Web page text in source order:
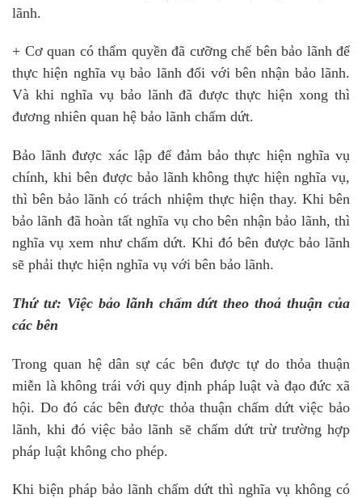
lãnh.
+ Cơ quan có thẩm quyền đã cưỡng chế bên bảo lãnh để
thực hiện nghĩa vụ bảo lãnh đối với bên nhận bảo lãnh.
Và khi nghĩa vụ bảo lãnh đã được thực hiện xong thì
đương nhiên quan hệ bảo lãnh chấm dứt.
Bảo lãnh được xác lập để đảm bảo thực hiện nghĩa vụ
chính, khi bên được bảo lãnh không thực hiện nghĩa vụ,
thì bên bảo lãnh có trách nhiệm thực hiện thay. Khi bên
bảo lãnh đã hoàn tất nghĩa vụ cho bên nhận bảo lãnh, thì
nghĩa vụ xem như chấm dứt. Khi đó bên được bảo lãnh
sẽ phải thực hiện nghĩa vụ với bên bảo lãnh.
Thứ tư: Việc bảo lãnh chấm dứt theo thoả thuận của
các bên
Trong quan hệ dân sự các bên được tự do thỏa thuận
miễn là không trái với quy định pháp luật và đạo đức xã
hội. Do đó các bên được thỏa thuận chấm dứt việc bảo
lãnh, khi đó việc bảo lãnh sẽ chấm dứt trừ trường hợp
pháp luật không cho phép.
Khi biện pháp bảo lãnh chấm dứt thì nghĩa vụ không có